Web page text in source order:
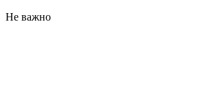
Не важно